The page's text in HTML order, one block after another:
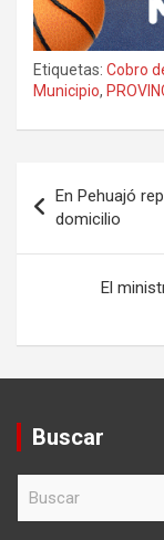
Etiquetas: Cobro
Municipio,
de
entradas
En Pehuajó
domicilio
El
Buscar